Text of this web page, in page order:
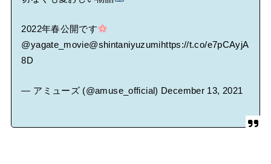
2022年春公開です
@yagate_movie@shintaniyuzumihttps://t.co/e7pCAyjA
8D
— アミューズ (@amuse_official) December 13, 2021